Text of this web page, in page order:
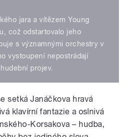
jara a vítězem Young
což odstartovalo jeho
s významnými orchestry v
vystoupení nepostrádají
projev.
setká Janáčkova hravá
klavírní fantazie a oslnivá
Korsakova – hudba,